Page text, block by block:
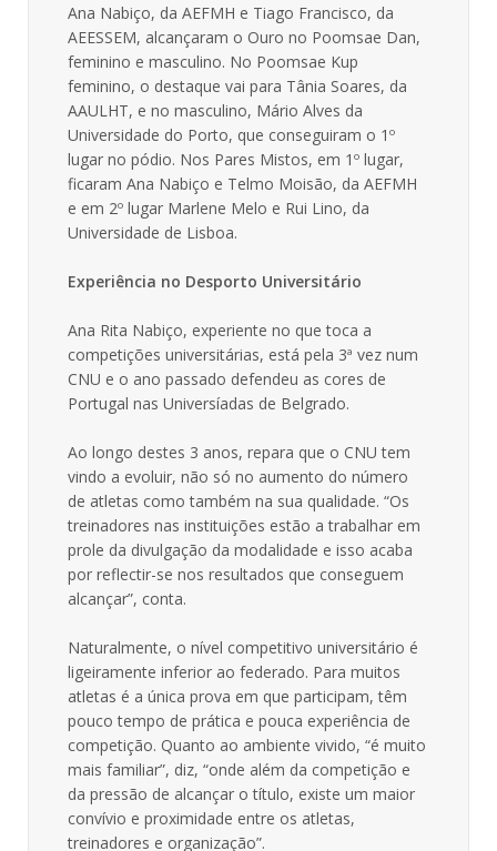
Ana Nabiço, da AEFMH e Tiago Francisco, da
AEESSEM, alcançaram o Ouro no Poomsae Dan,
feminino e masculino. No Poomsae Kup
feminino, o destaque vai para Tânia Soares, da
AAULHT, e no masculino, Mário Alves da
Universidade do Porto, que conseguiram o 1º
lugar no pódio. Nos Pares Mistos, em 1º lugar,
ficaram Ana Nabiço e Telmo Moisão, da AEFMH
e em 2º lugar Marlene Melo e Rui Lino, da
Universidade de Lisboa.
Experiência no Desporto Universitário
Ana Rita Nabiço, experiente no que toca a
competições universitárias, está pela 3ª vez num
CNU e o ano passado defendeu as cores de
Portugal nas Universíadas de Belgrado.
Ao longo destes 3 anos, repara que o CNU tem
vindo a evoluir, não só no aumento do número
de atletas como também na sua qualidade. “Os
treinadores nas instituições estão a trabalhar em
prole da divulgação da modalidade e isso acaba
por reflectir-se nos resultados que conseguem
alcançar”, conta.
Naturalmente, o nível competitivo universitário é
ligeiramente inferior ao federado. Para muitos
atletas é a única prova em que participam, têm
pouco tempo de prática e pouca experiência de
competição. Quanto ao ambiente vivido, “é muito
mais familiar”, diz, “onde além da competição e
da pressão de alcançar o título, existe um maior
convívio e proximidade entre os atletas,
treinadores e organização”.